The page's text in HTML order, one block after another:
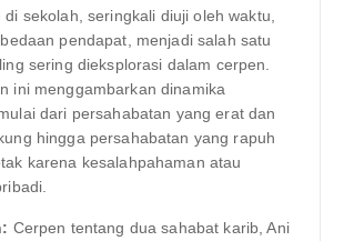
di sekolah, seringkali diuji oleh waktu,
pendapat, menjadi salah satu
sering dieksplorasi dalam cerpen.
ini menggambarkan dinamika
dari persahabatan yang erat dan
hingga persahabatan yang rapuh
karena kesalahpahaman atau
Cerpen tentang dua sahabat karib, Ani